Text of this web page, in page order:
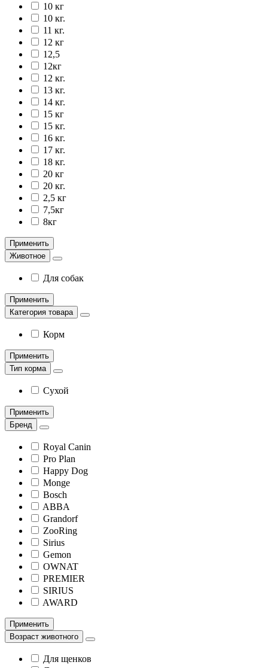
10 кг
10 кг.
11 кг.
12 кг
12,5
12кг
12 кг.
13 кг.
14 кг.
15 кг
15 кг.
16 кг.
17 кг.
18 кг.
20 кг
20 кг.
2,5 кг
7,5кг
8кг
Применить
Животное
Для собак
Применить
Категория товара
Корм
Применить
Тип корма
Сухой
Применить
Бренд
Royal Canin
Pro Plan
Happy Dog
Monge
Bosch
ABBA
Grandorf
ZooRing
Sirius
Gemon
OWNAT
PREMIER
SIRIUS
AWARD
Применить
Возраст животного
Для щенков